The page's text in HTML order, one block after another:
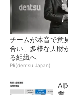
チームが本音で意
合い、多様な人財
る組織へ
PR(dentsu Japan)
AI
業